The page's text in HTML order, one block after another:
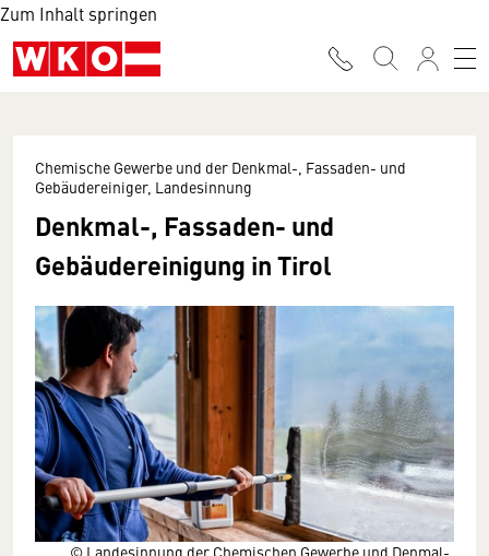
Zum Inhalt springen
© Landesinnung der Chemischen Gewerbe und Denmal-,
Chemische Gewerbe und der Denkmal-, Fassaden- und
Gebäudereiniger, Landesinnung
Denkmal-, Fassaden- und
Gebäudereinigung in Tirol